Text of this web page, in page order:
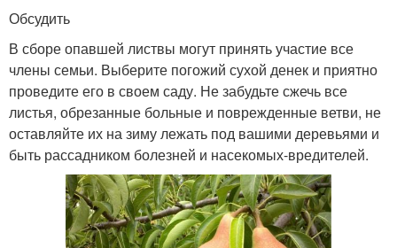
Обсудить
В сборе опавшей листвы могут принять участие все
члены семьи. Выберите погожий сухой денек и приятно
проведите его в своем саду. Не забудьте сжечь все
листья, обрезанные больные и поврежденные ветви, не
оставляйте их на зиму лежать под вашими деревьями и
быть рассадником болезней и насекомых-вредителей.